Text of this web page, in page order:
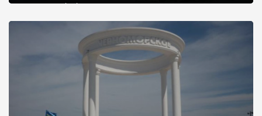
запрошую відвідати це